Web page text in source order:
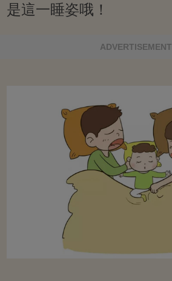
是這一睡姿哦！
ADVERTISEMENT